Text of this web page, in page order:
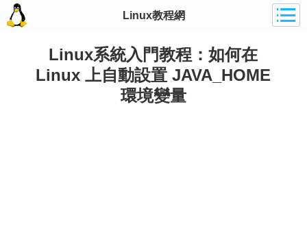
Linux教程網
Linux系統入門教程：如何在
Linux 上自動設置 JAVA_HOME
環境變量